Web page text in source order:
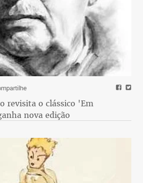
revisita o clássico 'Em
nova edição